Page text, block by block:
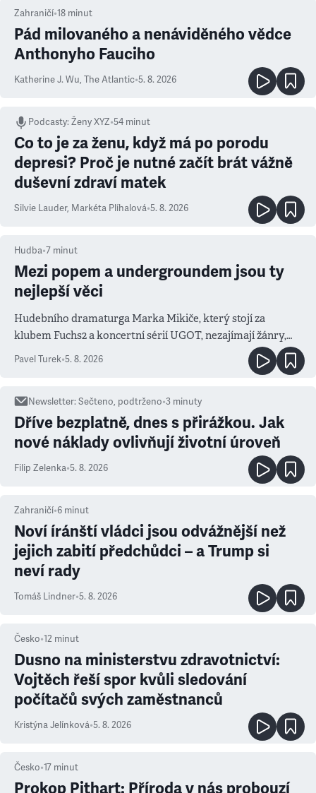
Zahraničí•18 minut
Pád milovaného a nenáviděného vědce
Anthonyho Fauciho
Katherine J. Wu, The Atlantic•5. 8. 2026
Podcasty:Ženy XYZ•54 minut
Co to je za ženu, když má po porodu
depresi? Proč je nutné začít brát vážně
duševní zdraví matek
Silvie Lauder, Markéta Plíhalová•5. 8. 2026
Hudba•7 minut
Mezi popem a undergroundem jsou ty
nejlepší věci
Hudebního dramaturga Marka Mikiče, který stojí za
klubem Fuchs2 a koncertní sérií UGOT, nezajímají žánry,
ale atmosféra
Pavel Turek•5. 8. 2026
Newsletter:Sečteno, podtrženo•3 minuty
Dříve bezplatně, dnes s přirážkou. Jak
nové náklady ovlivňují životní úroveň
Filip Zelenka•5. 8. 2026
Zahraničí•6 minut
Noví íránští vládci jsou odvážnější než
jejich zabití předchůdci – a Trump si
neví rady
Tomáš Lindner•5. 8. 2026
Česko•12 minut
Dusno na ministerstvu zdravotnictví:
Vojtěch řeší spor kvůli sledování
počítačů svých zaměstnanců
Kristýna Jelínková•5. 8. 2026
Česko•17 minut
Prokop Pithart: Příroda v nás probouzí